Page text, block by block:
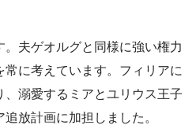
夫ゲオルグと同様に強い権力
に考えています。フィリアに
溺愛するミアとユリウス王子
放計画に加担しました。